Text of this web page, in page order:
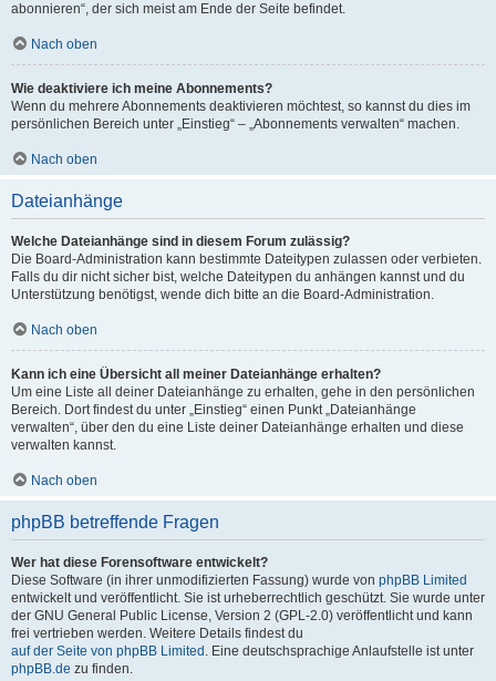
abonnieren“, der sich meist am Ende der Seite befindet.
Nach oben
Wie deaktiviere ich meine Abonnements?
Wenn du mehrere Abonnements deaktivieren möchtest, so kannst du dies im
persönlichen Bereich unter „Einstieg“ – „Abonnements verwalten“ machen.
Nach oben
Dateianhänge
Welche Dateianhänge sind in diesem Forum zulässig?
Die Board-Administration kann bestimmte Dateitypen zulassen oder verbieten.
Falls du dir nicht sicher bist, welche Dateitypen du anhängen kannst und du
Unterstützung benötigst, wende dich bitte an die Board-Administration.
Nach oben
Kann ich eine Übersicht all meiner Dateianhänge erhalten?
Um eine Liste all deiner Dateianhänge zu erhalten, gehe in den persönlichen
Bereich. Dort findest du unter „Einstieg“ einen Punkt „Dateianhänge
verwalten“, über den du eine Liste deiner Dateianhänge erhalten und diese
verwalten kannst.
Nach oben
phpBB betreffende Fragen
Wer hat diese Forensoftware entwickelt?
Diese Software (in ihrer unmodifizierten Fassung) wurde von phpBB Limited
entwickelt und veröffentlicht. Sie ist urheberrechtlich geschützt. Sie wurde unter
der GNU General Public License, Version 2 (GPL-2.0) veröffentlicht und kann
frei vertrieben werden. Weitere Details findest du
auf der Seite von phpBB Limited . Eine deutschsprachige Anlaufstelle ist unter
phpBB.de zu finden.